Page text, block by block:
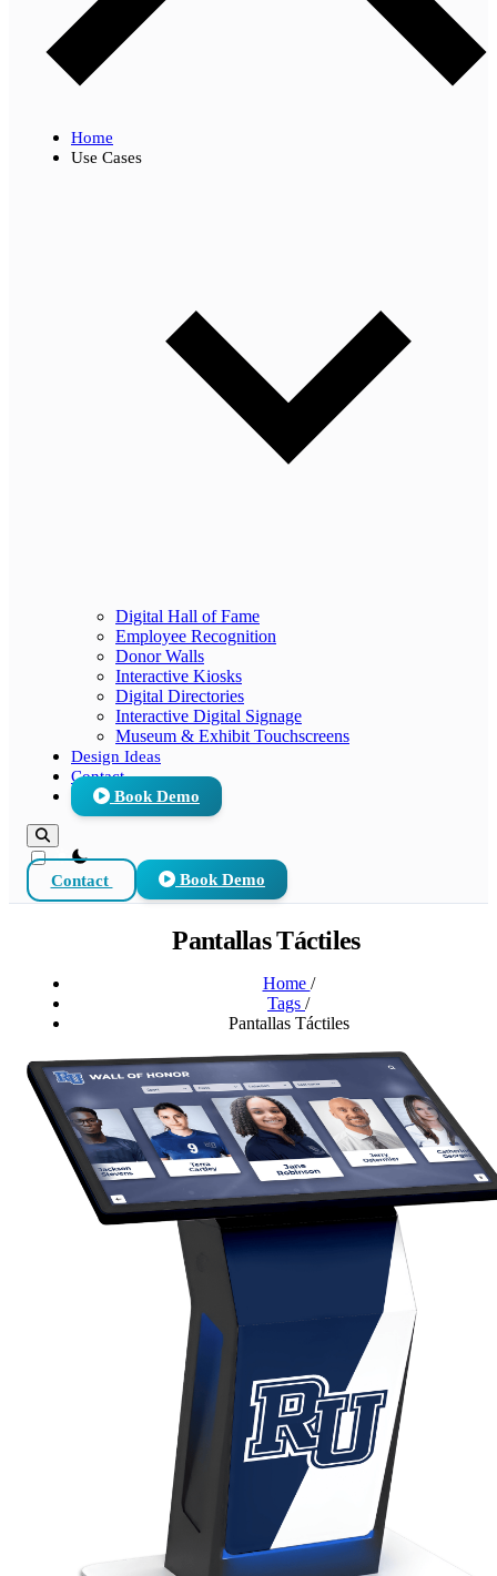
Home
Use Cases
Digital Hall of Fame
Employee Recognition
Donor Walls
Interactive Kiosks
Digital Directories
Interactive Digital Signage
Museum & Exhibit Touchscreens
Design Ideas
Contact
Book Demo
theme switcher
Contact Book Demo
Pantallas Táctiles
Home /
Tags /
Pantallas Táctiles